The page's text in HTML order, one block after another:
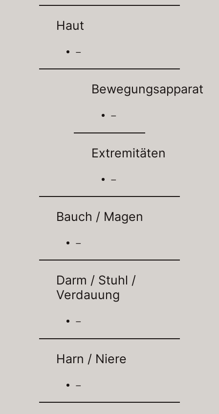
Haut
–
Bewegungsapparat
–
Extremitäten
–
Bauch / Magen
–
Darm / Stuhl /
Verdauung
–
Harn / Niere
–